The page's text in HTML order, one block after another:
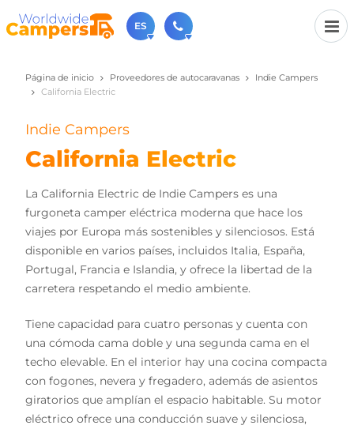
ES
+31 030-6974964
Contáctenos (de lunes a viernes de 09:00h a 17:30h).
sales@worldwidecampers.com
También puede contactarnos por email.
Página de inicio Proveedores de autocaravanas
Indie Campers
California Electric
Indie Campers
California Electric
La California Electric de Indie Campers es una
furgoneta camper eléctrica moderna que hace los
viajes por Europa más sostenibles y silenciosos. Está
disponible en varios países, incluidos Italia, España,
Portugal, Francia e Islandia, y ofrece la libertad de la
carretera respetando el medio ambiente.
Tiene capacidad para cuatro personas y cuenta con
una cómoda cama doble y una segunda cama en el
techo elevable. En el interior hay una cocina compacta
con fogones, nevera y fregadero, además de asientos
giratorios que amplían el espacio habitable. Su motor
eléctrico ofrece una conducción suave y silenciosa,